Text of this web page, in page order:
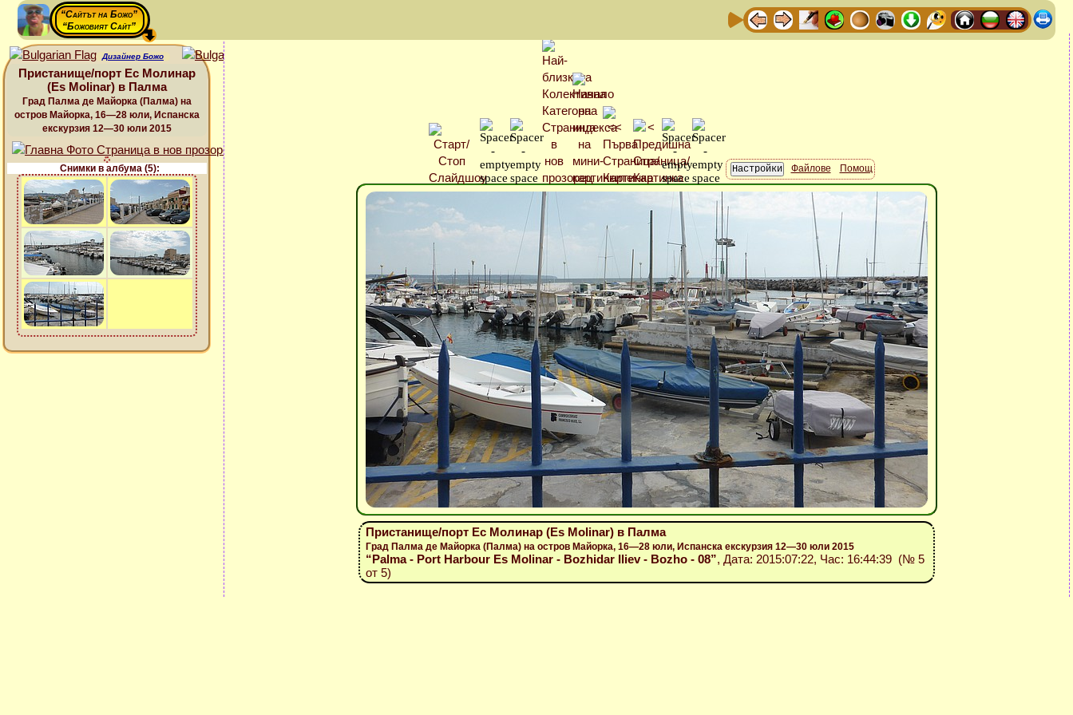
“Сайтът на Божо”
“Божовият Сайт”
Дизайнер Божо
Пристанище/порт Ес Молинар
(Es Molinar) в Палма
Град Палма де Майорка (Палма) на
остров Майорка, 16—28 юли, Испанска
екскурзия 12—30 юли 2015
Снимки в албума (5): Файлове Помощ
Пристанище/порт Ес Молинар (Es Molinar) в Палма
Град Палма де Майорка (Палма) на остров Майорка, 16—28 юли, Испанска екскурзия 12—30 юли 2015
“Palma - Port Harbour Es Molinar - Bozhidar Iliev - Bozho - 08”, Дата: 2015:07:22, Час: 16:44:39 (№ 5
от 5)